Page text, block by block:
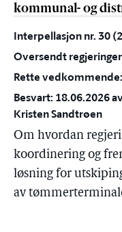
kommunal- og
Interpellasjon nr. 30
Oversendt
Rette
Besvart: 18.06.2026
Kristen Sandtrøen
Om hvordan
koordinering og
løsning for
av